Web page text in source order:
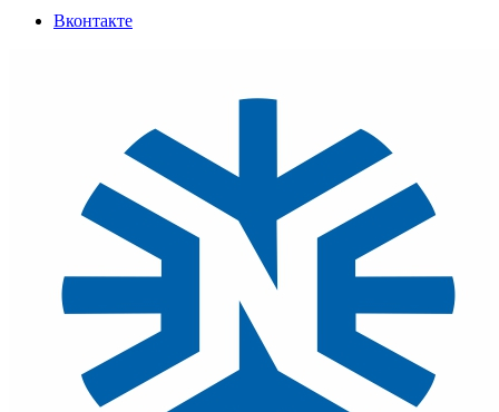
Вконтакте